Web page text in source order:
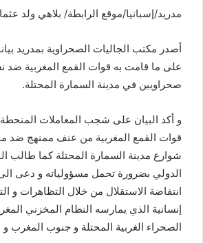
n
a
n
e
مدريد/إسبانيا/موقع الرابطة/ بلاهي ولد
أصدر مكتب الجاليات الصحراوية بمدريد
على ما قامت به قوات القمع المغربية ضد
صحراويين في مدينة السمارة المحتلة.
و أكد البيان على شجب المعاملات
قوات القمع المغربية من عنف ممنهج ضد
شوارع مدينة السمارة المحتلة كما طالب
الدولي بضرورة تحمل مسؤولياته و دعى
انتفاضة الاستقلال من خلال التظاهرات و
إنسانية الذي يمارسه النظام المخزني
الصحراء الغربية المحتلة و جنوب المغرب و